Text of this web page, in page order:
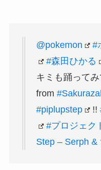
@pokemon #
#森田ひかる
キミも踊ってみ
from
#piplupstep
!!
#プロジェク
Step – Serph &